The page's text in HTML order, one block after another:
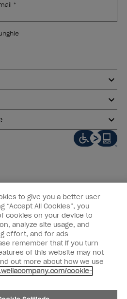
*
le informazioni personali
nelle catene di fornitura
US LLC, Tutti i diritti riservati.
to give you a better user
“Accept All Cookies”, you
cookies on your device to
analyze site usage, and
effort, and for ads
remember that if you turn
of this website may not
out more about how we use
cookie-